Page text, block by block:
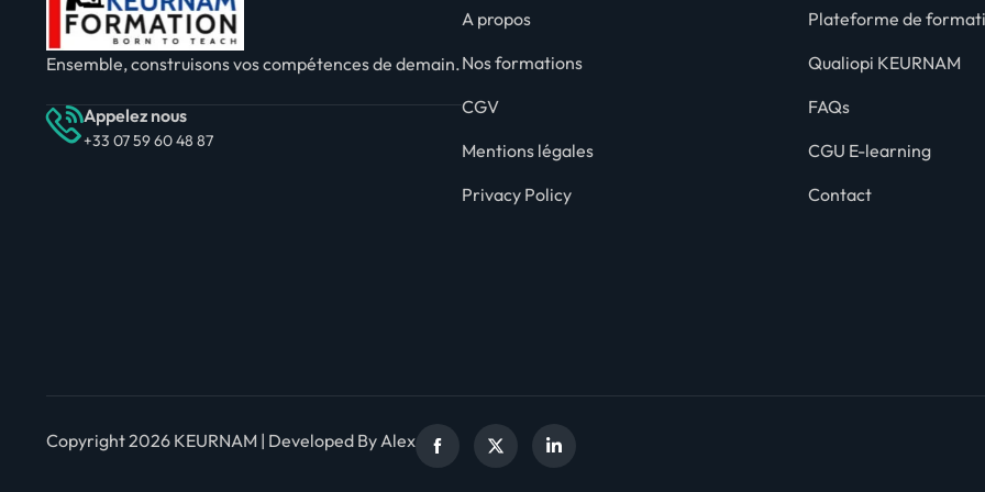
Ensemble, construisons vos compétences de demain.
Appelez nous
+33 07 59 60 48 87
A propos
Nos formations
CGV
Mentions légales
Privacy Policy
Plateforme de
Qualiopi KEURNAM
FAQs
CGU E-learning
Contact
Copyright 2026 KEURNAM | Developed By Alex